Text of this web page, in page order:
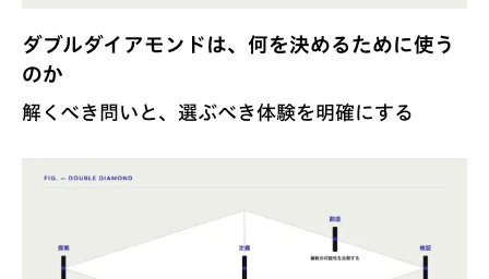
ダブルダイアモンドは、何を決めるために使う
のか
解くべき問いと、選ぶべき体験を明確にする